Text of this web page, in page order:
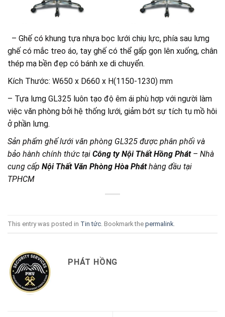
– Ghế có khung tựa nhựa bọc lưới chiụ lực, phía sau lưng
ghế có mắc treo áo, tay ghế có thể gấp gọn lên xuống, chân
thép mạ bền đẹp có bánh xe di chuyển.
Kích Thước: W650 x D660 x H(1150-1230) mm
– Tựa lưng GL325 luôn tạo độ êm ái phù hợp với người làm
việc văn phòng bởi hệ thống lưới, giảm bớt sự tích tụ mồ hôi
ở phần lưng.
Sản phẩm ghế lưới văn phòng GL325 được phân phối và
bảo hành chính thức tại Công ty Nội Thất Hồng Phát – Nhà
cung cấp Nội Thất Văn Phòng Hòa Pháthàng đầu tại
TPHCM
This entry was posted in Tin tức . Bookmark the permalink
PHÁT HỒNG